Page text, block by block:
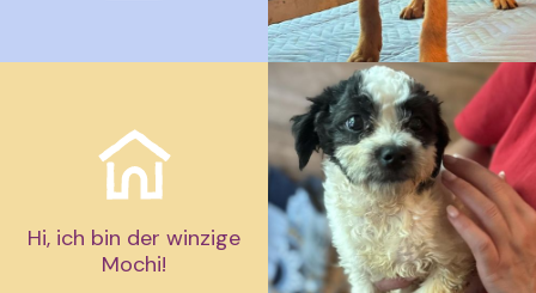
Hi, ich bin der winzige
Mochi!